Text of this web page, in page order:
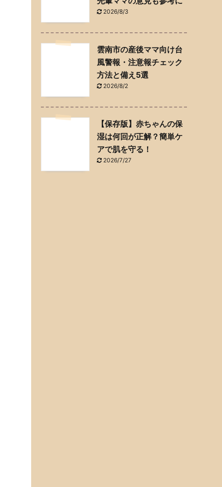
2026/8/3
雲南市の産後ママ向け台
風警報・注意報チェック
方法と備え5選
2026/8/2
【保存版】赤ちゃんの保
湿は何回が正解？簡単ケ
アで肌を守る！
2026/7/27